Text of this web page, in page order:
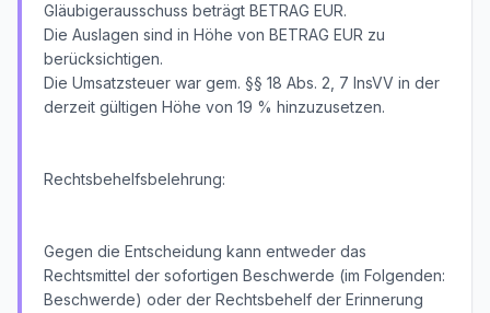
Gläubigerausschuss beträgt BETRAG EUR.
Die Auslagen sind in Höhe von BETRAG EUR zu
berücksichtigen.
Die Umsatzsteuer war gem. §§ 18 Abs. 2, 7 InsVV in der
derzeit gültigen Höhe von 19 % hinzuzusetzen.
Rechtsbehelfsbelehrung:
Gegen die Entscheidung kann entweder das
Rechtsmittel der sofortigen Beschwerde (im Folgenden:
Beschwerde) oder der Rechtsbehelf der Erinnerung